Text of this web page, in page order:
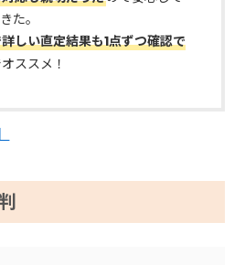
た。
しい直定結果も1点ずつ確認で
ススメ！